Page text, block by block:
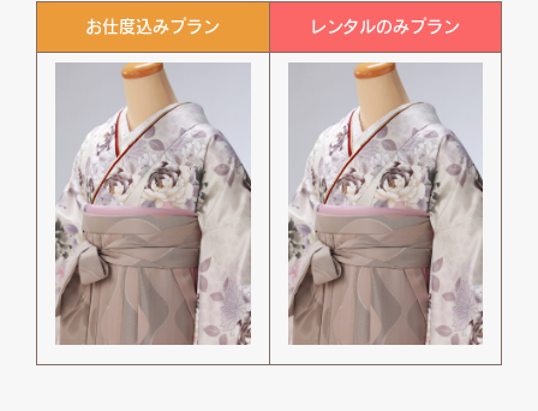
お仕度込みプラン レンタルのみプラン